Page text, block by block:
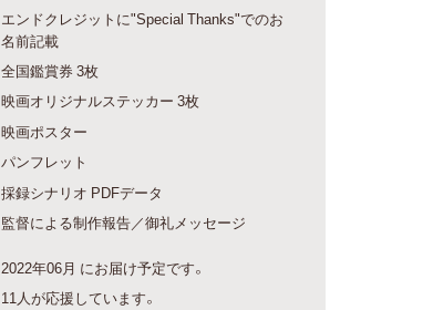
エンドクレジットに"Special Thanks"でのお
名前記載
全国鑑賞券 3枚
映画オリジナルステッカー 3枚
映画ポスター
パンフレット
採録シナリオ PDFデータ
監督による制作報告／御礼メッセージ
2022年06月 にお届け予定です。
11人が応援しています。